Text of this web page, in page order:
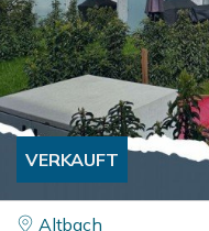
VERKAUFT
Altbach